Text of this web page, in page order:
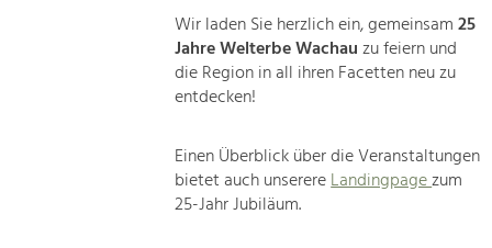
Wir laden Sie herzlich ein, gemeinsam25
Jahre Welterbe Wachauzu feiern und
die Region in all ihren Facetten neu zu
entdecken!
Einen Überblick über die Veranstaltungen
bietet auch unserereLandingpagezum
25-Jahr Jubiläum.